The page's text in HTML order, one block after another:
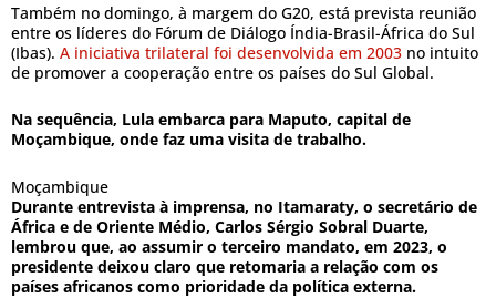
Também no domingo, à margem do G20, está prevista reunião
entre os líderes do Fórum de Diálogo Índia-Brasil-África do Sul
(Ibas). A iniciativa trilateral foi desenvolvida em 2003 no intuito
de promover a cooperação entre os países do Sul Global.
Na sequência, Lula embarca para Maputo, capital de
Moçambique, onde faz uma visita de trabalho.
Moçambique
Durante entrevista à imprensa, no Itamaraty, o secretário de
África e de Oriente Médio, Carlos Sérgio Sobral Duarte,
lembrou que, ao assumir o terceiro mandato, em 2023, o
presidente deixou claro que retomaria a relação com os
países africanos como prioridade da política externa.